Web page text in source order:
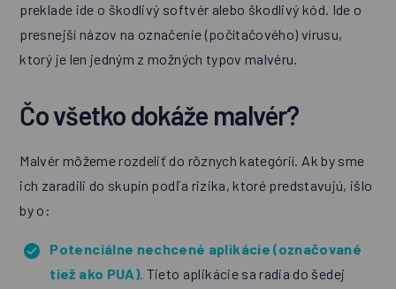
preklade ide o škodlivý softvér alebo škodlivý kód. Ide o
presnejší názov na označenie (počítačového) vírusu,
ktorý je len jedným z možných typov malvéru.
Čo všetko dokáže malvér?
Malvér môžeme rozdeliť do rôznych kategórií. Ak by sme
ich zaradili do skupín podľa rizika, ktoré predstavujú, išlo
by o:
Potenciálne nechcené aplikácie (označované
tiež ako PUA). Tieto aplikácie sa radia do šedej